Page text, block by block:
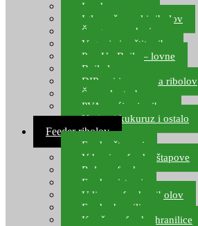
Leadcore
Igle za šaranski ribolov
Špage, upredenice
Vaganje i zaštita ribe
Pop Up Boile – lovne
Boile lovne
DIP-ovi i arome za ribolov
Šaranske torbe
PVA vrećice i pribor
Umjetni kukuruz i ostalo
Feeder ribolov
Feeder štapovi
Vrhovi za feeder štapove
Role za feeder
Feeder sistemi
Udice za feeder ribolov
Feeder hranilice
Kopče za feeder hranilice